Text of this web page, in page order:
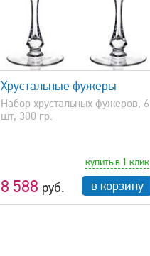
Хрустальные фужеры
Набор хрустальных фужеров, 6
шт, 300 гр.
8 588 руб.
купить в 1 клик
в корзину
быстрый просмотр